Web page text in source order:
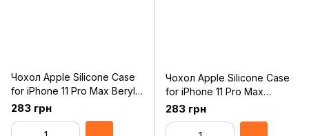
Чохол Apple Silicone Case
for iPhone 11 Pro Max Beryl
Original Assembly
283 грн
Чохол Apple Silicone Case
for iPhone 11 Pro Max
Pomegranate Original
Assembly
283 грн